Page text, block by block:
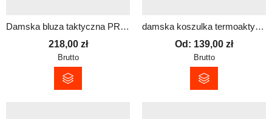
Damska bluza taktyczna PRM z odblaskowym nadrukiem | dowolny tekst
218,00 zł
Brutto
damska koszulka termoaktywna z długim rękawem SHAPE dowolny nadruk
Od: 139,00 zł
Brutto